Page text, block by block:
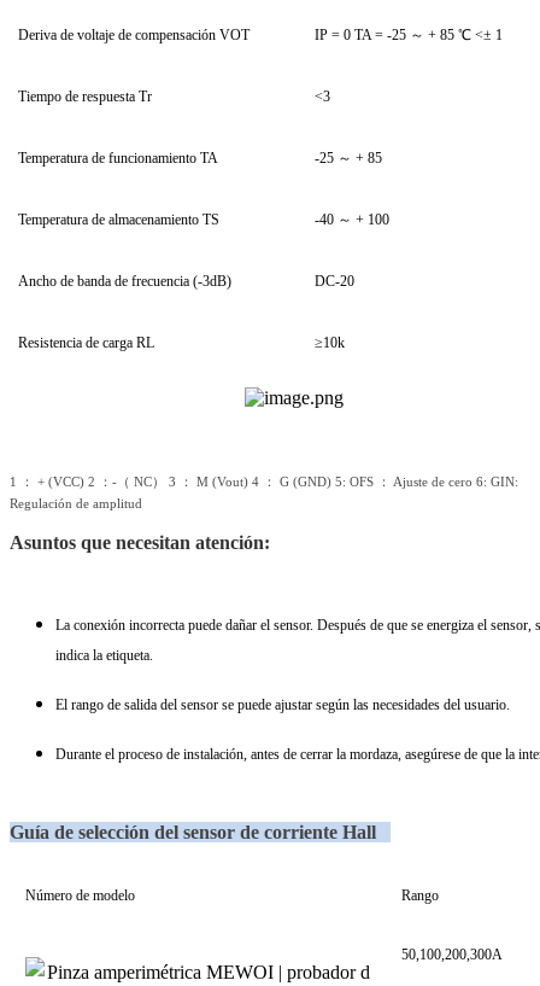
Deriva de voltaje de compensación VOT IP = 0 TA = -25 ～ + 85 ℃ <± 1
Tiempo de respuesta Tr <3
Temperatura de funcionamiento TA -25 ～ + 85
Temperatura de almacenamiento TS -40 ～ + 100
Ancho de banda de frecuencia (-3dB) DC-20
Resistencia de carga RL ≥10k
1 ： + (VCC) 2 ：-（ NC） 3 ： M (Vout) 4 ： G (GND) 5: OFS ： Ajuste de cero 6: GIN:
Regulación de amplitud
Asuntos que necesitan atención:
La conexión incorrecta puede dañar el sensor. Después de que se energiza el
indica la etiqueta.
El rango de salida del sensor se puede ajustar según las necesidades del usuario.
Durante el proceso de instalación, antes de cerrar la mordaza, asegúrese de que la
Guía de selección del sensor de corriente Hall
Número de modelo Rango
50,100,200,300A